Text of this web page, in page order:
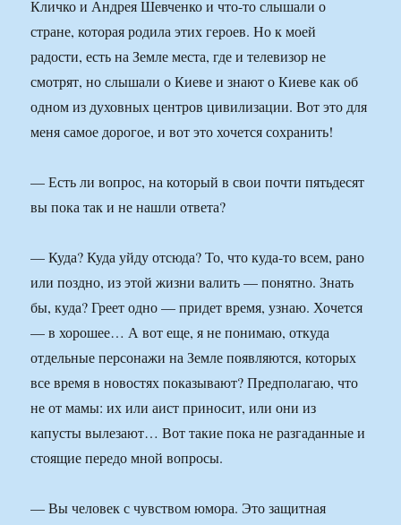
Кличко и Андрея Шевченко и что-то слышали о
стране, которая родила этих героев. Но к моей
радости, есть на Земле места, где и телевизор не
смотрят, но слышали о Киеве и знают о Киеве как об
одном из духовных центров цивилизации. Вот это для
меня самое дорогое, и вот это хочется сохранить!
— Есть ли вопрос, на который в свои почти пятьдесят
вы пока так и не нашли ответа?
— Куда? Куда уйду отсюда? То, что куда-то всем, рано
или поздно, из этой жизни валить — понятно. Знать
бы, куда? Греет одно — придет время, узнаю. Хочется
— в хорошее… А вот еще, я не понимаю, откуда
отдельные персонажи на Земле появляются, которых
все время в новостях показывают? Предполагаю, что
не от мамы: их или аист приносит, или они из
капусты вылезают… Вот такие пока не разгаданные и
стоящие передо мной вопросы.
— Вы человек с чувством юмора. Это защитная